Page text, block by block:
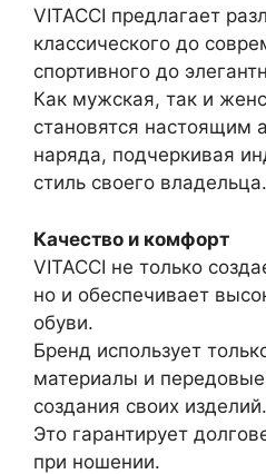
VITACCI предлагает
классического до
спортивного до
Как мужская, так и
становятся настоящим
наряда, подчеркивая
стиль своего владельца.
Качество и комфорт
VITACCI не только
но и обеспечивает
обуви.
Бренд использует
материалы и
создания своих изделий.
Это гарантирует
при ношении.